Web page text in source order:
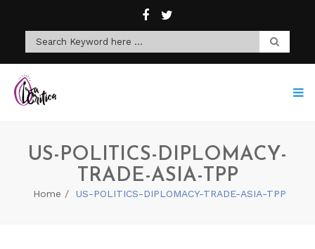
US-POLITICS-DIPLOMACY-
TRADE-ASIA-TPP
Home US-POLITICS-DIPLOMACY-TRADE-ASIA-TPP